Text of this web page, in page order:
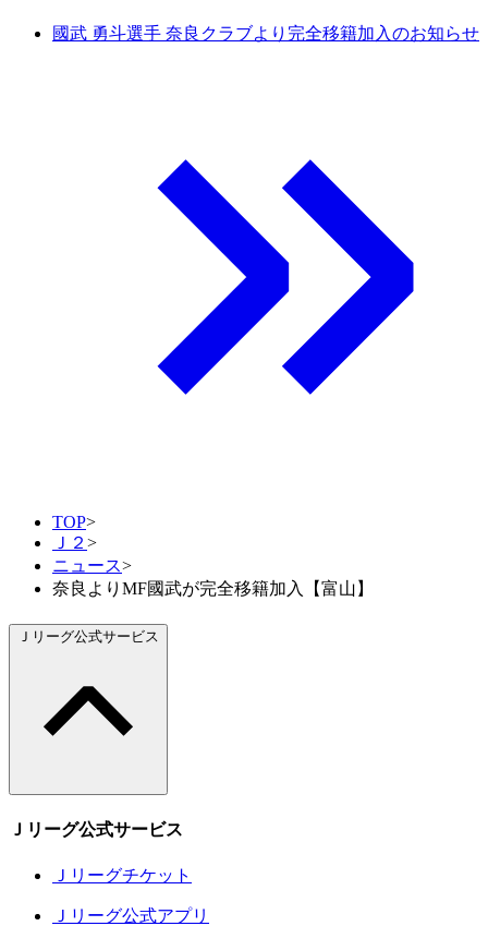
國武 勇斗選手 奈良クラブより完全移籍加入のお知らせ
TOP>
Ｊ２ >
ニュース>
奈良よりMF國武が完全移籍加入【富山】
Ｊリーグ公式サービス
Ｊリーグ公式サービス
Ｊリーグチケット
Ｊリーグ公式アプリ